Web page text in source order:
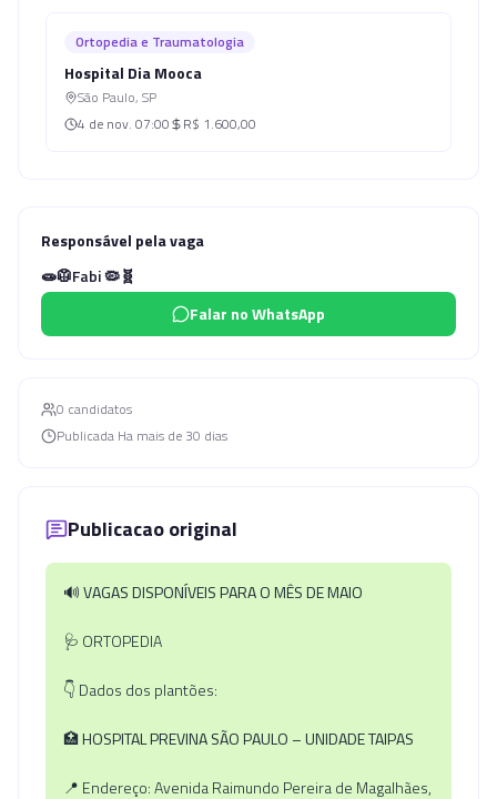
Ortopedia e Traumatologia
Hospital Dia Mooca
São Paulo, SP
4 de nov. 07:00 R$ 1.600,00
Responsável pela vaga
🧫🥼Fabi 🦠🧬
Falar no WhatsApp
0 candidatos
Publicada Ha mais de 30 dias
Publicacao original
🔊VAGAS DISPONÍVEIS PARA O MÊS DE MAIO
🩺 ORTOPEDIA
👇 Dados dos plantões:
🏥HOSPITAL PREVINA SÃO PAULO – UNIDADE TAIPAS
📍 Endereço: Avenida Raimundo Pereira de Magalhães,